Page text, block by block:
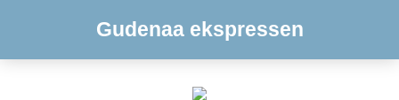
Gudenaa ekspressen